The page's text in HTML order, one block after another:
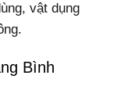
vật dụng
Bình